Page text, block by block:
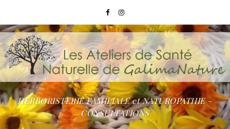
HERBORISTERIE FAMILIALE et NATUROPATHIE –
CONSULTATIONS